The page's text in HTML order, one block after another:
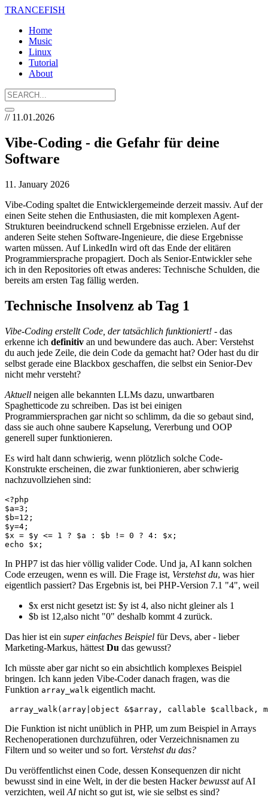
TRANCEFISH
Home
Music
Linux
Tutorial
About
// 11.01.2026
Vibe-Coding - die Gefahr für deine
Software
11. January 2026
Vibe-Coding spaltet die Entwicklergemeinde derzeit massiv. Auf der
einen Seite stehen die Enthusiasten, die mit komplexen Agent-
Strukturen beeindruckend schnell Ergebnisse erzielen. Auf der
anderen Seite stehen Software-Ingenieure, die diese Ergebnisse
warten müssen. Auf LinkedIn wird oft das Ende der elitären
Programmiersprache propagiert. Doch als Senior-Entwickler sehe
ich in den Repositories oft etwas anderes: Technische Schulden, die
bereits am ersten Tag fällig werden.
Technische Insolvenz ab Tag 1
Vibe-Coding erstellt Code, der tatsächlich funktioniert! - das
erkenne ich definitiv an und bewundere das auch. Aber: Verstehst
du auch jede Zeile, die dein Code da gemacht hat? Oder hast du dir
selbst gerade eine Blackbox geschaffen, die selbst ein Senior-Dev
nicht mehr versteht?
Aktuell neigen alle bekannten LLMs dazu, unwartbaren
Spaghetticode zu schreiben. Das ist bei einigen
Programmiersprachen gar nicht so schlimm, da die so gebaut sind,
dass sie auch ohne saubere Kapselung, Vererbung und OOP
generell super funktionieren.
Es wird halt dann schwierig, wenn plötzlich solche Code-
Konstrukte erscheinen, die zwar funktionieren, aber schwierig
nachzuvollziehen sind:
<?php
$a=3;
$b=12;
$y=4;
$x = $y <= 1 ? $a : $b != 0 ? 4: $x;
echo $x;
In PHP7 ist das hier völlig valider Code. Und ja, AI kann solchen
Code erzeugen, wenn es will. Die Frage ist, Verstehst du, was hier
eigentlich passiert? Das Ergebnis ist, bei PHP-Version 7.1 "4", weil
$x erst nicht gesetzt ist: $y ist 4, also nicht gleiner als 1
$b ist 12,also nicht "0" deshalb kommt 4 zurück.
Das hier ist ein super einfaches Beispiel für Devs, aber - lieber
Marketing-Markus, hättest Du das gewusst?
Ich müsste aber gar nicht so ein absichtlich komplexes Beispiel
bringen. Ich kann jeden Vibe-Coder danach fragen, was die
Funktion array_walk eigentlich macht.
array_walk(array|object &$array, callable $callback,
Die Funktion ist nicht unüblich in PHP, um zum Beispiel in Arrays
Rechenoperationen durchzuführen, oder Verzeichnisnamen zu
Filtern und so weiter und so fort. Verstehst du das?
Du veröffentlichst einen Code, dessen Konsequenzen dir nicht
bewusst sind in eine Welt, in der die besten Hackerbewusstauf AI
verzichten, weil AInicht so gut ist, wie sie selbst es sind?